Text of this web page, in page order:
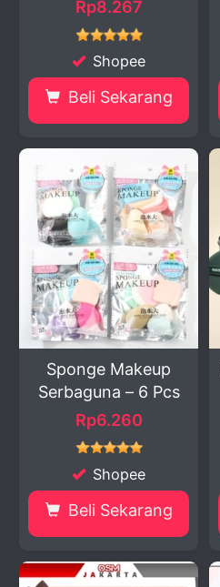
Rp8.267
Shopee
Beli Sekarang
Sponge Makeup
Serbaguna – 6 Pcs
Rp6.260
Shopee
Beli Sekarang